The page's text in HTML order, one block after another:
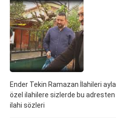
Ender Tekin Ramazan İlahileri
özel ilahilere sizlerde bu
ilahi sözleri